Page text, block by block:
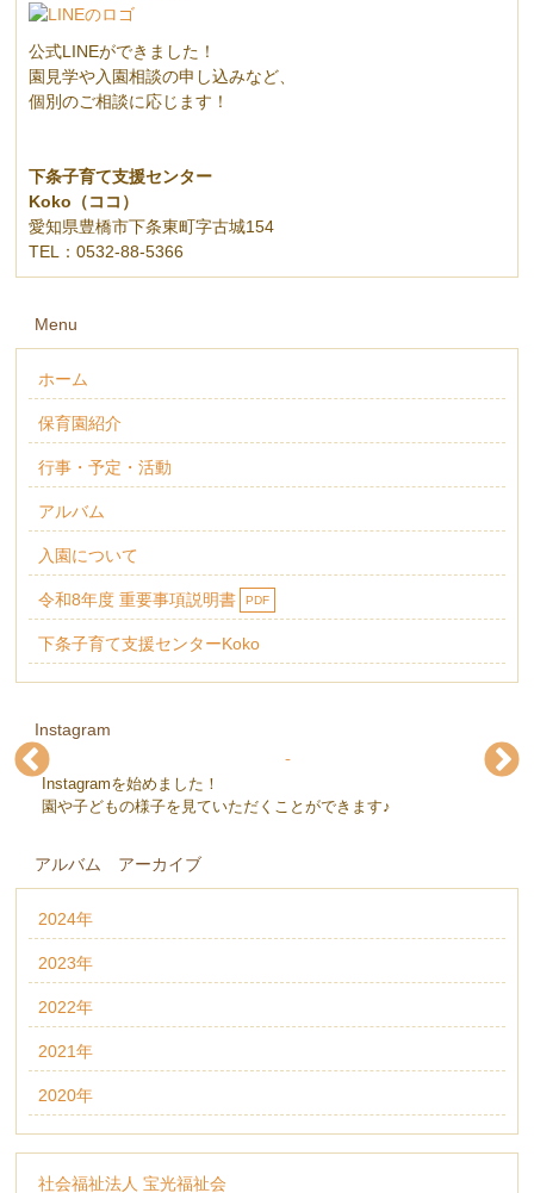
公式LINEができました！
園見学や入園相談の申し込みなど、
個別のご相談に応じます！
下条子育て支援センター
Koko（ココ）
愛知県豊橋市下条東町字古城154
TEL：0532-88-5366
Menu
ホーム
保育園紹介
行事・予定・活動
アルバム
入園について
令和8年度 重要事項説明書 PDF
下条子育て支援センターKoko
Instagram
下条保育園(@gejohoikuen)
下条保育園(@gejohoikuen)
下条保育園(@gejohoikuen)
下条保育園(@gejohoikuen)
下条保育園(@gejohoikuen)
下条保育園(@gejohoikuen)
Instagramを始めました！
園や子どもの様子を見ていただくことができます♪
アルバム アーカイブ
2024年
2023年
2022年
2021年
2020年
社会福祉法人 宝光福祉会